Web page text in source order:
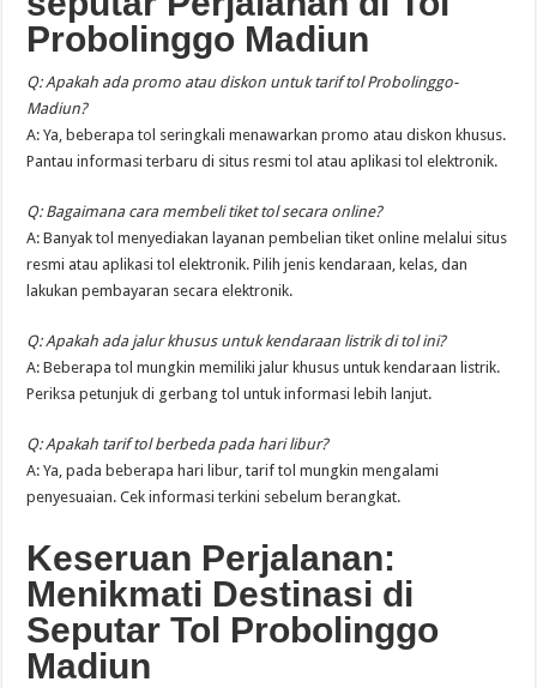
Probolinggo Madiun
Q: Apakah ada promo atau diskon untuk tarif tol Probolinggo-
Madiun?
A: Ya, beberapa tol seringkali menawarkan promo atau diskon khusus.
Pantau informasi terbaru di situs resmi tol atau aplikasi tol elektronik.
Q: Bagaimana cara membeli tiket tol secara online?
A: Banyak tol menyediakan layanan pembelian tiket online melalui situs
resmi atau aplikasi tol elektronik. Pilih jenis kendaraan, kelas, dan
lakukan pembayaran secara elektronik.
Q: Apakah ada jalur khusus untuk kendaraan listrik di tol ini?
A: Beberapa tol mungkin memiliki jalur khusus untuk kendaraan listrik.
Periksa petunjuk di gerbang tol untuk informasi lebih lanjut.
Q: Apakah tarif tol berbeda pada hari libur?
A: Ya, pada beberapa hari libur, tarif tol mungkin mengalami
penyesuaian. Cek informasi terkini sebelum berangkat.
Keseruan Perjalanan:
Menikmati Destinasi di
Seputar Tol Probolinggo
Madiun